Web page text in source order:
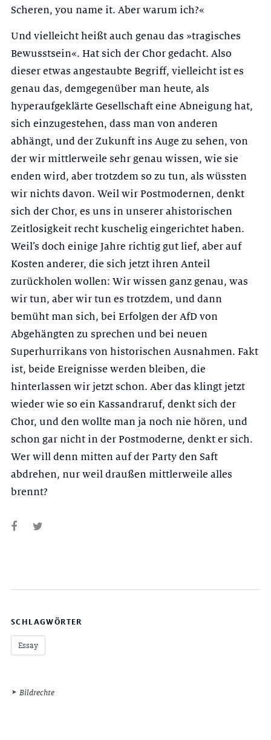
Scheren, you name it. Aber warum ich?«
Und vielleicht heißt auch genau das »tragisches
Bewusstsein«. Hat sich der Chor gedacht. Also
dieser etwas angestaubte Begriff, vielleicht ist es
genau das, demgegenüber man heute, als
hyperaufgeklärte Gesellschaft eine Abneigung hat,
sich einzugestehen, dass man von anderen
abhängt, und der Zukunft ins Auge zu sehen, von
der wir mittlerweile sehr genau wissen, wie sie
enden wird, aber trotzdem so zu tun, als wüssten
wir nichts davon. Weil wir Postmodernen, denkt
sich der Chor, es uns in unserer ahistorischen
Zeitlosigkeit recht kuschelig eingerichtet haben.
Weil’s doch einige Jahre richtig gut lief, aber auf
Kosten anderer, die sich jetzt ihren Anteil
zurückholen wollen: Wir wissen ganz genau, was
wir tun, aber wir tun es trotzdem, und dann
bemüht man sich, bei Erfolgen der AfD von
Abgehängten zu sprechen und bei neuen
Superhurrikans von historischen Ausnahmen. Fakt
ist, beide Ereignisse werden bleiben, die
hinterlassen wir jetzt schon. Aber das klingt jetzt
wieder wie so ein Kassandraruf, denkt sich der
Chor, und den wollte man ja noch nie hören, und
schon gar nicht in der Postmoderne, denkt er sich.
Wer will denn mitten auf der Party den Saft
abdrehen, nur weil draußen mittlerweile alles
brennt?
SCHLAGWÖRTER
Essay
Bildrechte